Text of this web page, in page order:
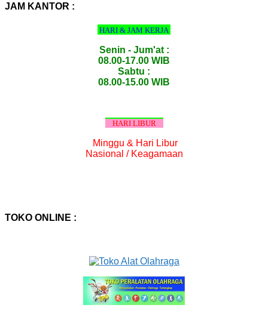
JAM KANTOR :
HARI & JAM KERJA
Senin - Jum'at :
08.00-17.00 WIB
Sabtu :
08.00-15.00 WIB
HARI LIBUR
Minggu & Hari Libur
Nasional / Keagamaan
TOKO ONLINE :